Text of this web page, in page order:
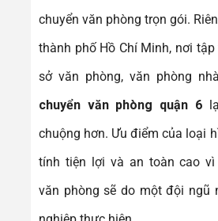
chuyển văn phòng trọn gói.
thành phố Hồ Chí Minh, nơi
sở văn phòng, văn phòng
chuyển văn phòng quận 6
chuộng hơn. Ưu điểm của loại
tính tiện lợi và an toàn cao vì
văn phòng sẽ do một đội ngũ